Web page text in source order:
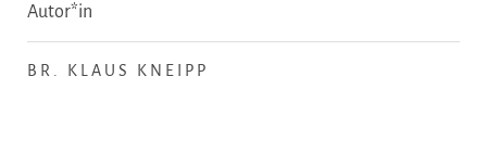
Autor*in
BR. KLAUS KNEIPP